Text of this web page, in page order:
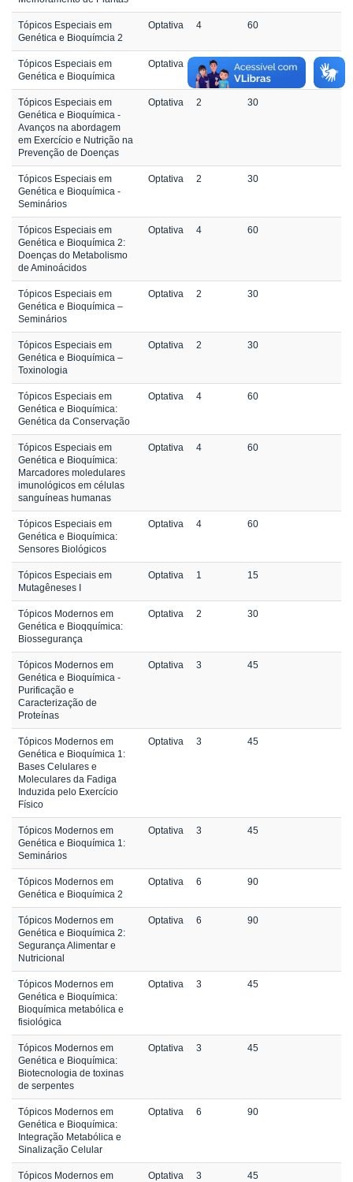
Tópicos Especiais em
Genética e Bioquímcia 2
Optativa 4 60
Tópicos Especiais em
Genética e Bioquímica
Optativa 2 30
Tópicos Especiais em
Genética e Bioquímica -
Avanços na abordagem
em Exercício e Nutrição na
Prevenção de Doenças
Optativa 2 30
Tópicos Especiais em
Genética e Bioquímica -
Seminários
Optativa 2 30
Tópicos Especiais em
Genética e Bioquímica 2:
Doenças do Metabolismo
de Aminoácidos
Optativa 4 60
Tópicos Especiais em
Genética e Bioquímica –
Seminários
Optativa 2 30
Tópicos Especiais em
Genética e Bioquímica –
Toxinologia
Optativa 2 30
Tópicos Especiais em
Genética e Bioquímica:
Genética da Conservação
Optativa 4 60
Tópicos Especiais em
Genética e Bioquímica:
Marcadores moledulares
imunológicos em células
sanguíneas humanas
Optativa 4 60
Tópicos Especiais em
Genética e Bioquímica:
Sensores Biológicos
Optativa 4 60
Tópicos Especiais em
Mutagêneses I
Optativa 1 15
Tópicos Modernos em
Genética e Bioqquímica:
Biossegurança
Optativa 2 30
Tópicos Modernos em
Genética e Bioquímica -
Purificação e
Caracterização de
Proteínas
Optativa 3 45
Tópicos Modernos em
Genética e Bioquímica 1:
Bases Celulares e
Moleculares da Fadiga
Induzida pelo Exercício
Físico
Optativa 3 45
Tópicos Modernos em
Genética e Bioquímica 1:
Seminários
Optativa 3 45
Tópicos Modernos em
Genética e Bioquímica 2
Optativa 6 90
Tópicos Modernos em
Genética e Bioquímica 2:
Segurança Alimentar e
Nutricional
Optativa 6 90
Tópicos Modernos em
Genética e Bioquímica:
Bioquímica metabólica e
fisiológica
Optativa 3 45
Tópicos Modernos em
Genética e Bioquímica:
Biotecnologia de toxinas
de serpentes
Optativa 3 45
Tópicos Modernos em
Genética e Bioquímica:
Integração Metabólica e
Sinalização Celular
Optativa 6 90
Tópicos Modernos em
Optativa 3 45